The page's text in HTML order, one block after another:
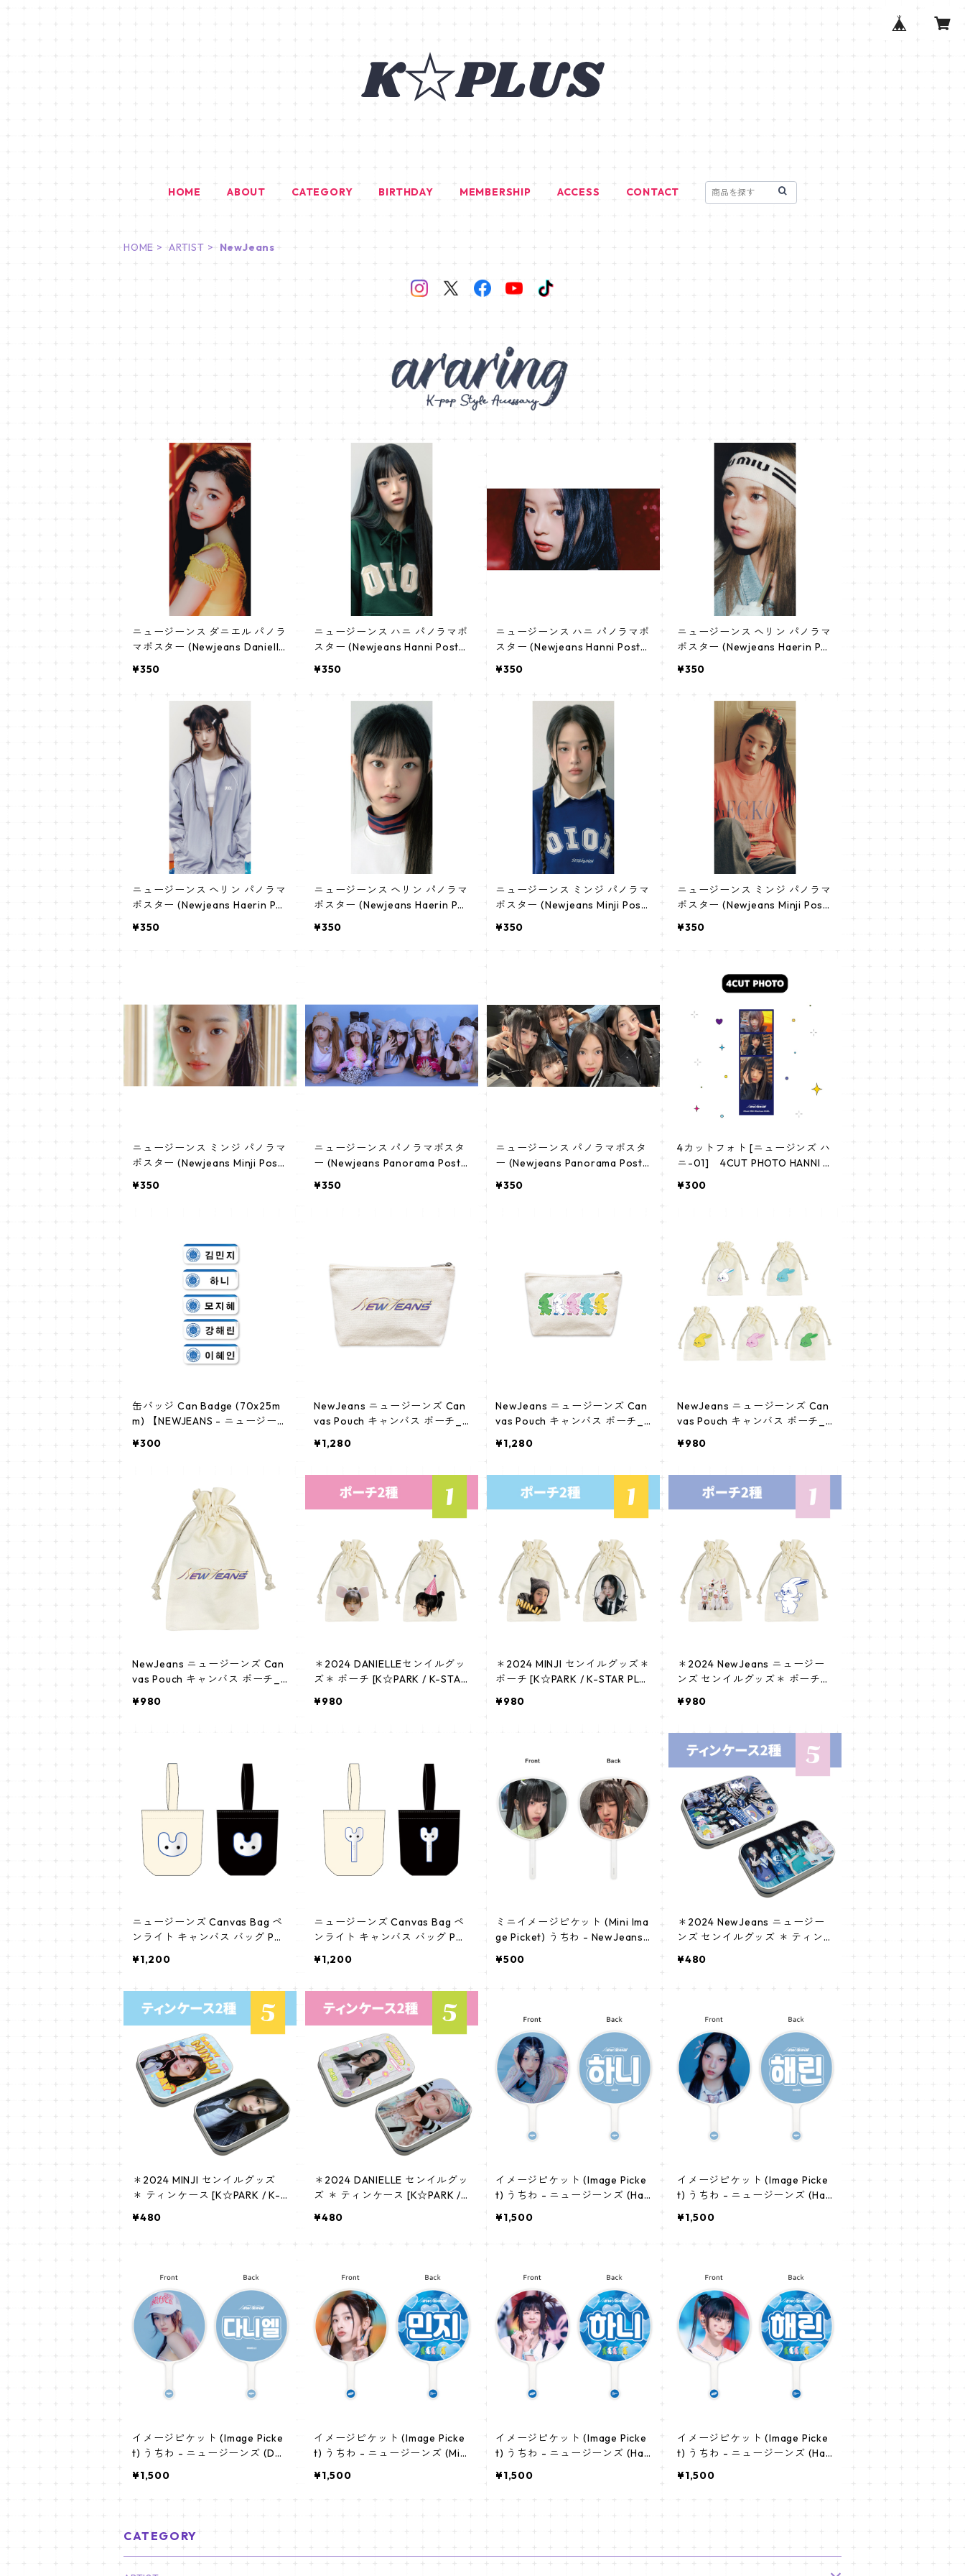
HOME ABOUT CATEGORY BIRTHDAY MEMBERSHIP ACCESS CONTACT
HOME ARTIST NewJeans
ニュージーンス ダニエル パノラ
マポスター (Newjeans Danielle
¥350
ニュージーンス ハニ パノラマポ
スター (Newjeans Hanni Poste
¥350
ニュージーンス ハニ パノラマポ
スター (Newjeans Hanni Poste
¥350
ニュージーンス ヘリン パノラマ
ポスター (Newjeans Haerin Po
¥350
ニュージーンス ヘリン パノラマ
ポスター (Newjeans Haerin Po
¥350
ニュージーンス ヘリン パノラマ
ポスター (Newjeans Haerin Po
¥350
ニュージーンス ミンジ パノラマ
ポスター (Newjeans Minji Post
¥350
ニュージーンス ミンジ パノラマ
ポスター (Newjeans Minji Post
¥350
ニュージーンス ミンジ パノラマ
ポスター (Newjeans Minji Post
¥350
ニュージーンス パノラマポスタ
ー (Newjeans Panorama Poste
¥350
ニュージーンス パノラマポスタ
ー (Newjeans Panorama Poste
¥350
4カットフォト [ニュージンズ ハ
ニ-01] 4CUT PHOTO HANNI 0
¥300
缶バッジ Can Badge (70x25m
m) 【NEWJEANS - ニュージーン
¥300
NewJeans ニュージーンズ Can
vas Pouch キャンバス ポーチ_c
¥1,280
NewJeans ニュージーンズ Can
vas Pouch キャンバス ポーチ_c
¥1,280
NewJeans ニュージーンズ Can
vas Pouch キャンバス ポーチ_a
¥980
NewJeans ニュージーンズ Can
vas Pouch キャンバス ポーチ_a
¥980
＊2024 DANIELLEセンイルグッ
ズ＊ ポーチ [K☆PARK / K-STAR
¥980
＊2024 MINJI センイルグッズ＊
ポーチ [K☆PARK / K-STAR PLU
¥980
＊2024 NewJeans ニュージー
ンズ センイルグッズ＊ ポーチ
¥980
ニュージーンズ Canvas Bag ペ
ンライト キャンバス バッグ PB
¥1,200
ニュージーンズ Canvas Bag ペ
ンライト キャンバス バッグ PB
¥1,200
ミニイメージピケット (Mini Ima
ge Picket) うちわ - NewJeans
¥500
＊2024 NewJeans ニュージー
ンズ センイルグッズ ＊ ティン
¥480
＊2024 MINJI センイルグッズ
＊ ティンケース [K☆PARK / K-S
¥480
＊2024 DANIELLE センイルグッ
ズ ＊ ティンケース [K☆PARK /
¥480
イメージピケット (Image Picke
t) うちわ - ニュージーンズ (Han
¥1,500
イメージピケット (Image Picke
t) うちわ - ニュージーンズ (Hae
¥1,500
イメージピケット (Image Picke
t) うちわ - ニュージーンズ (Dan
¥1,500
イメージピケット (Image Picke
t) うちわ - ニュージーンズ (Minj
¥1,500
イメージピケット (Image Picke
t) うちわ - ニュージーンズ (Han
¥1,500
イメージピケット (Image Picke
t) うちわ - ニュージーンズ (Hae
¥1,500
CATEGORY